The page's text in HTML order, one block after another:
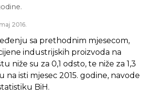
2016.
sa prethodnim mjesecom,
industrijskih proizvoda na
niže su za 0,1 odsto, te niže za 1,3
na isti mjesec 2015. godine, navode
BiH.